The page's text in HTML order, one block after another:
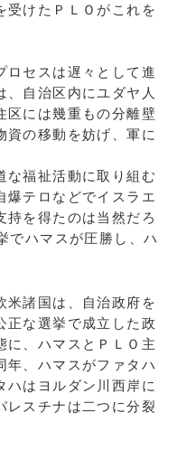
受けたＰＬＯがこれを
セスは遅々として進
、自治区内にユダヤ人
区には幾重もの分離壁
資の移動を妨げ、軍に
福祉活動に取り組む
爆テロなどでイスラエ
持を得たのは当然だろ
でハマスが圧勝し、ハ
諸国は、自治政府を
正な選挙で成立した政
に、ハマスとＰＬＯ主
年、ハマスがファタハ
ハはヨルダン川西岸に
レスチナは二つに分裂